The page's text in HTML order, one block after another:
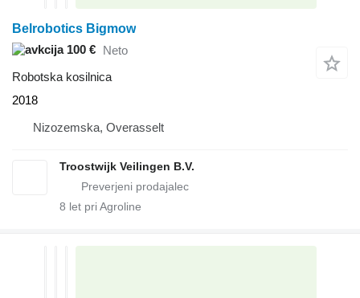
Belrobotics Bigmow
100 € Neto
Robotska kosilnica
2018
Nizozemska, Overasselt
Troostwijk Veilingen B.V.
8 let pri Agroline